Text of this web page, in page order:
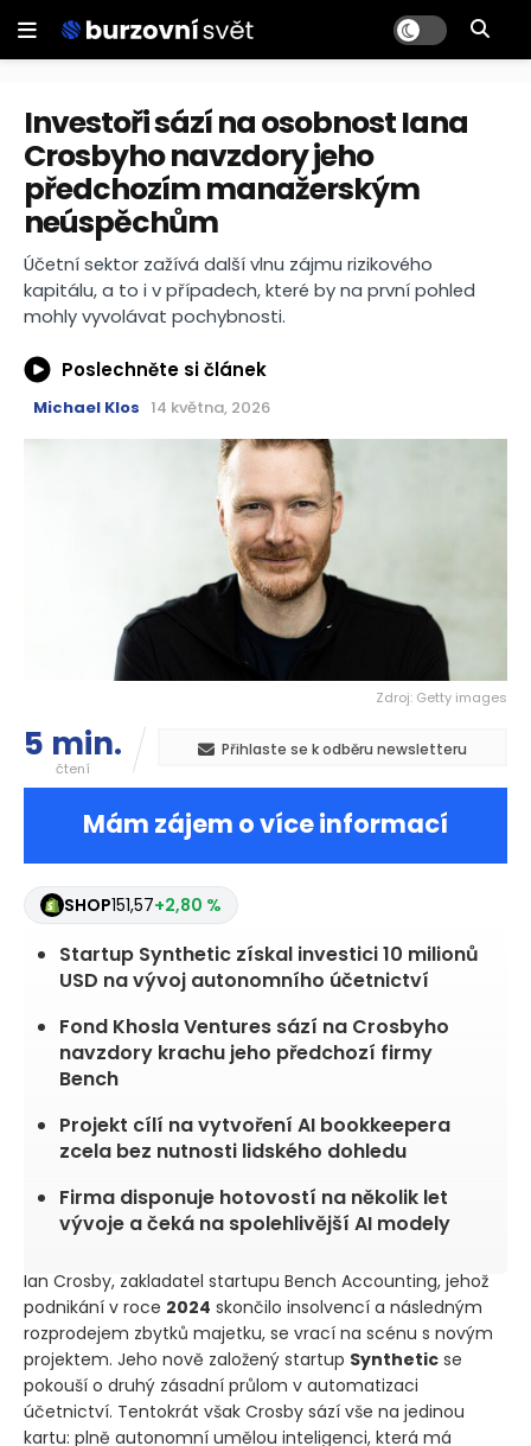
Investoři sází na osobnost Iana
Crosbyho navzdory jeho
předchozím manažerským
neúspěchům
Účetní sektor zažívá další vlnu zájmu rizikového
kapitálu, a to i v případech, které by na první pohled
mohly vyvolávat pochybnosti.
Poslechněte si článek
Michael Klos 14 května, 2026
Zdroj: Getty images
5 min.
čtení
Přihlaste se k odběru newsletteru
Mám zájem o více informací
SHOP151,57+2,80 %
Startup Synthetic získal investici 10 milionů
USD na vývoj autonomního účetnictví
Fond Khosla Ventures sází na Crosbyho
navzdory krachu jeho předchozí firmy
Bench
Projekt cílí na vytvoření AI bookkeepera
zcela bez nutnosti lidského dohledu
Firma disponuje hotovostí na několik let
vývoje a čeká na spolehlivější AI modely
Ian Crosby, zakladatel startupu Bench Accounting, jehož
podnikání v roce 2024 skončilo insolvencí a následným
rozprodejem zbytků majetku, se vrací na scénu s novým
projektem. Jeho nově založený startup Synthetic se
pokouší o druhý zásadní průlom v automatizaci
účetnictví. Tentokrát však Crosby sází vše na jedinou
kartu: plně autonomní umělou inteligenci, která má